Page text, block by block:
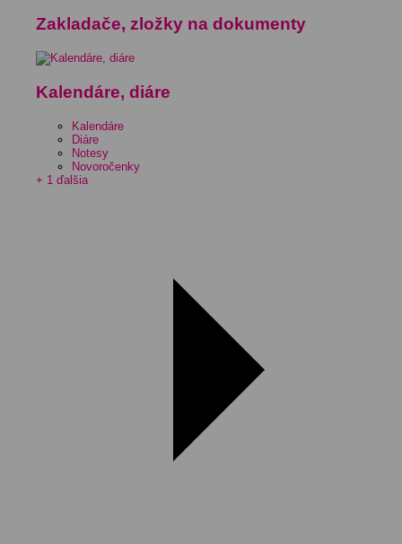
Zakladače, zložky na dokumenty
Kalendáre, diáre
Kalendáre
Diáre
Notesy
Novoročenky
+ 1 ďalšia